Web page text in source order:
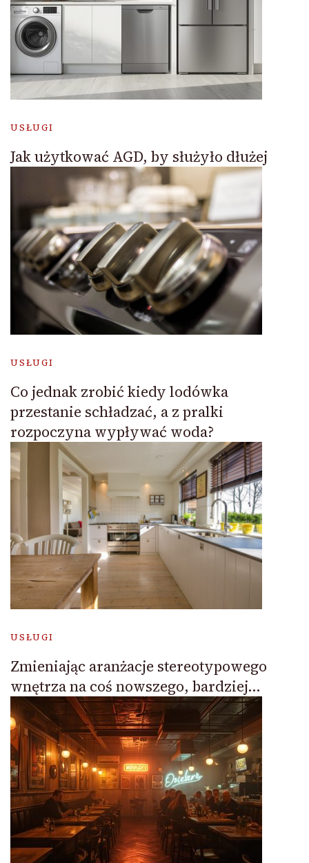
USŁUGI
Jak użytkować AGD, by służyło dłużej
USŁUGI
Co jednak zrobić kiedy lodówka
przestanie schładzać, a z pralki
rozpoczyna wypływać woda?
USŁUGI
Zmieniając aranżacje stereotypowego
wnętrza na coś nowszego, bardziej…